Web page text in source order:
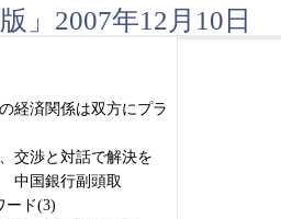
」2007年12月10日
経済関係は双方にプラ
交渉と対話で解決を
中国銀行副頭取
ード(3)